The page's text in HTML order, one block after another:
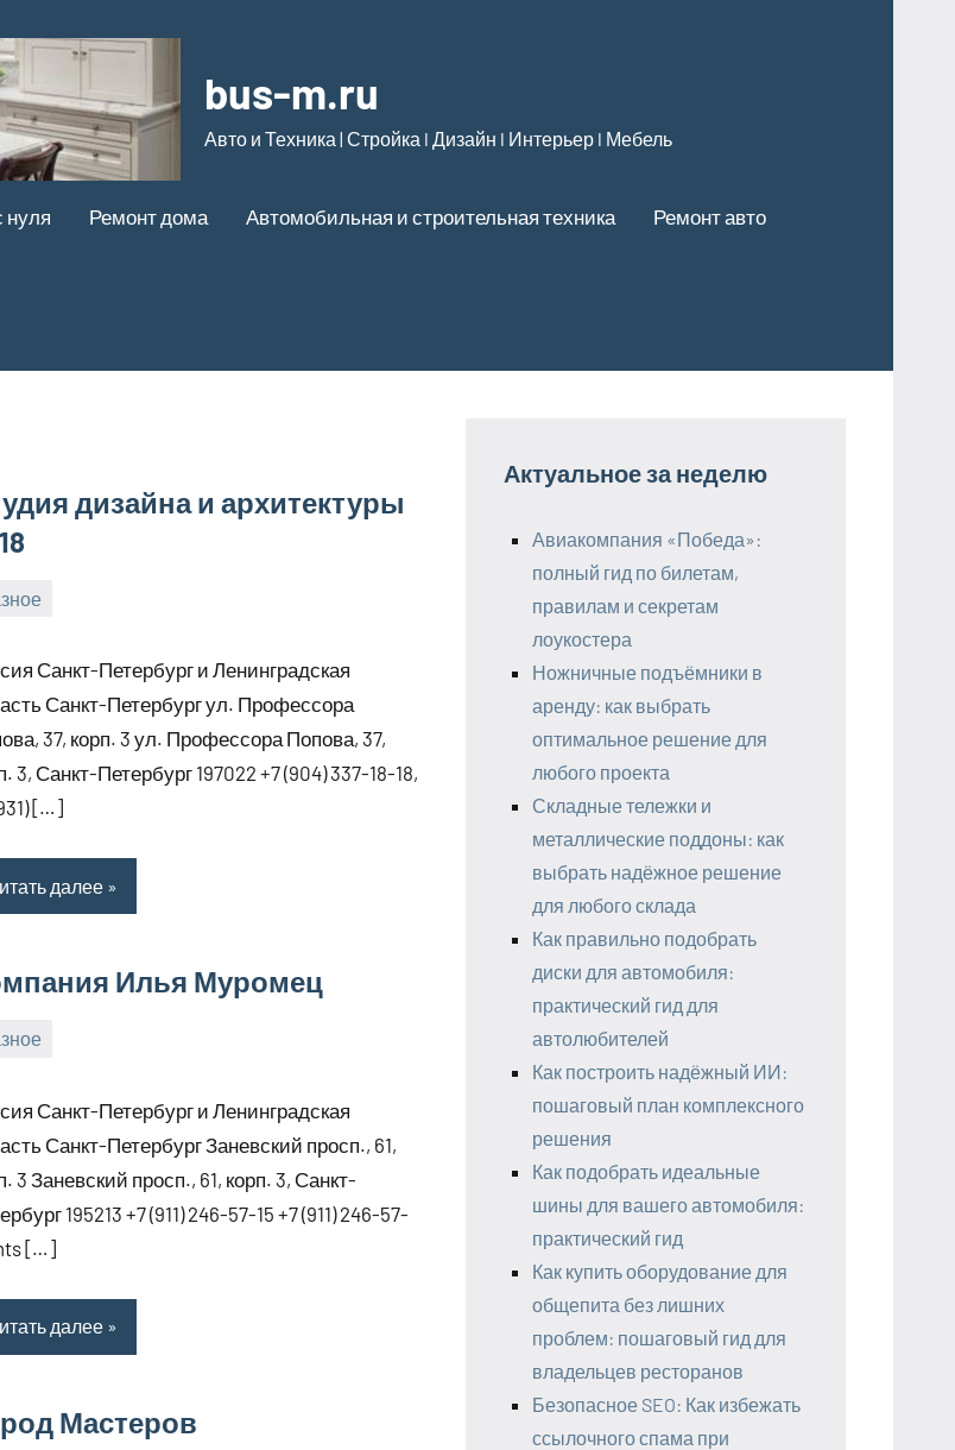
bus-m.ru
Авто и Техника | Стройка l Дизайн l Интерьер l Мебель
нуля Ремонт дома Автомобильная и строительная техника Ремонт авто
дизайна и архитектуры
Санкт-Петербург и Ленинградская
Санкт-Петербург ул. Профессора
37, корп. 3 ул. Профессора Попова, 37,
3, Санкт-Петербург 197022 +7 (904) 337-18-18,
[…]
далее
Илья Муромец
Санкт-Петербург и Ленинградская
Санкт-Петербург Заневский просп., 61,
3 Заневский просп., 61, корп. 3, Санкт-
195213 +7 (911) 246-57-15 +7 (911) 246-57-
[…]
далее
Мастеров
Актуальное за неделю
Авиакомпания «Победа»:
полный гид по билетам,
правилам и секретам
лоукостера
Ножничные подъёмники в
аренду: как выбрать
оптимальное решение для
любого проекта
Складные тележки и
металлические поддоны: как
выбрать надёжное решение
для любого склада
Как правильно подобрать
диски для автомобиля:
практический гид для
автолюбителей
Как построить надёжный ИИ:
пошаговый план комплексного
решения
Как подобрать идеальные
шины для вашего автомобиля:
практический гид
Как купить оборудование для
общепита без лишних
проблем: пошаговый гид для
владельцев ресторанов
Безопасное SEO: Как избежать
ссылочного спама при